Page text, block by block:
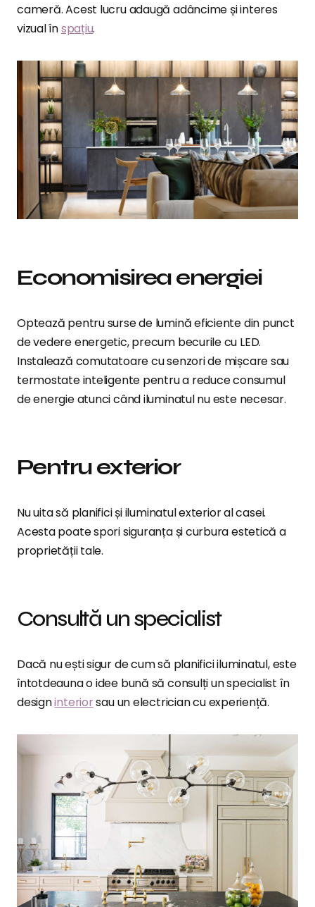
cameră. Acest lucru adaugă adâncime și interes
vizual înspațiu.
Economisirea energiei
Optează pentru surse de lumină eficiente din punct
de vedere energetic, precum becurile cu LED.
Instalează comutatoare cu senzori de mișcare sau
termostate inteligente pentru a reduce consumul
de energie atunci când iluminatul nu este necesar.
Pentru exterior
Nu uita să planifici și iluminatul exterior al casei.
Acesta poate spori siguranța și curbura estetică a
proprietății tale.
Consultă un specialist
Dacă nu ești sigur de cum să planifici iluminatul, este
întotdeauna o idee bună să consulți un specialist în
designinteriorsau un electrician cu experiență.